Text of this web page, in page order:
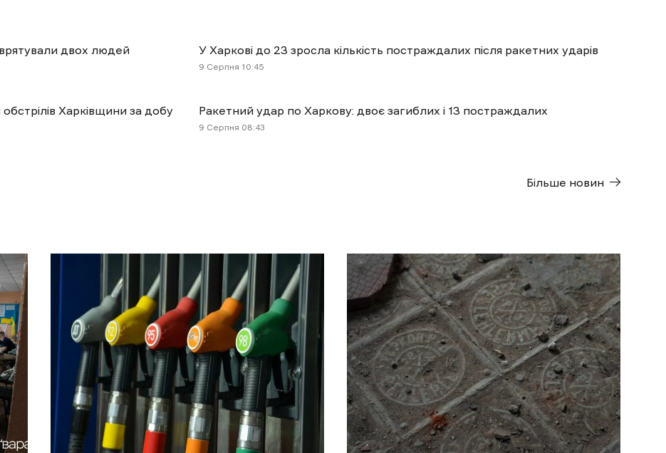
врятували двох людей У Харкові до 23 зросла кількість постраждалих після ракетних ударів
9 Cерпня 10:45
Харківщини за добу Ракетний удар по Харкову: двоє загиблих і 13 постраждалих
9 Cерпня 08:43
Більше новин